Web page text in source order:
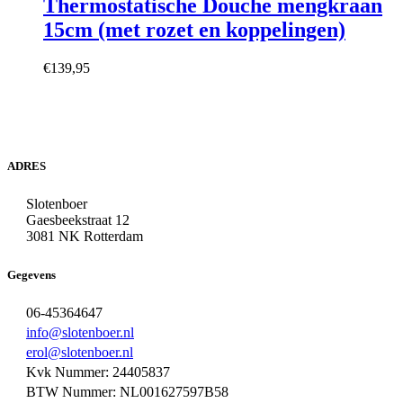
Thermostatische Douche mengkraan
15cm (met rozet en koppelingen)
€139,95
ADRES
Slotenboer
Gaesbeekstraat 12
3081 NK Rotterdam
Gegevens
06-45364647
info@slotenboer.nl
erol@slotenboer.nl
Kvk Nummer: 24405837
BTW Nummer: NL001627597B58